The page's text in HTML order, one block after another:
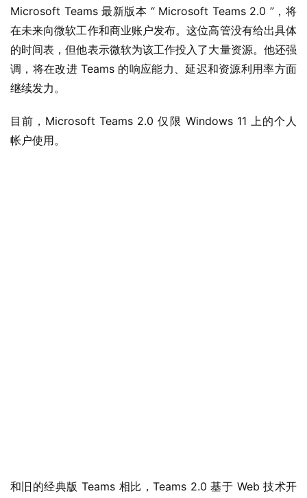
0
Microsoft Teams 最新版本 “ Microsoft Teams 2.0 ”，将
在未来向微软工作和商业账户发布。这位高管没有给出具体
的时间表，但他表示微软为该工作投入了大量资源。他还强
调，将在改进 Teams 的响应能力、延迟和资源利用率方面
继续发力。
目前，Microsoft Teams 2.0 仅限 Windows 11 上的个人
帐户使用。
和旧的经典版 Teams 相比，Teams 2.0 基于 Web 技术开